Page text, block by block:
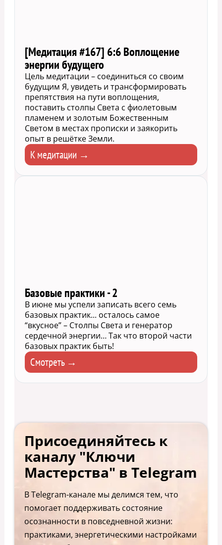
[Медитация #167] 6:6 Воплощение
энергии будущего
Цель медитации – соединиться со своим
будущим Я, увидеть и трансформировать
препятствия на пути воплощения,
поставить столпы Света с фиолетовым
пламенем и золотым Божественным
Светом в местах прописки и заякорить
опыт в решётке Земли.
К медитации →
Базовые практики - 2
В июне мы успели записать всего семь
базовых практик... осталось самое
“вкусное” – Столпы Света и генератор
сердечной энергии… Так что второй части
базовых практик быть!
Смотреть →
Присоединяйтесь к
каналу "Ключи
Мастерства" в Telegram
В Telegram-канале мы делимся тем, что
помогает поддерживать состояние
осознанности в повседневной жизни:
практиками, энергетическими настройками